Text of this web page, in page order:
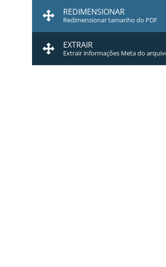
REDIMENSIONAR
Redimensionar tamanho do PDF
EXTRAIR
Extrair informações Meta do